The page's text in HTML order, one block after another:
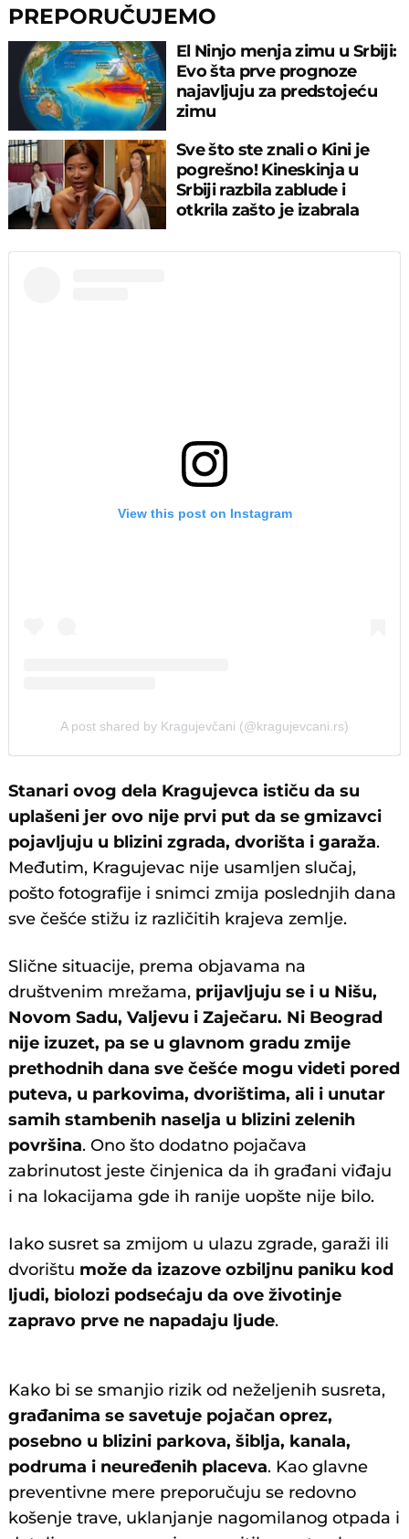
PREPORUČUJEMO
El Ninjo menja zimu u Srbiji:
Evo šta prve prognoze
najavljuju za predstojeću
zimu
Sve što ste znali o Kini je
pogrešno! Kineskinja u
Srbiji razbila zablude i
otkrila zašto je izabrala
View this post on Instagram
A post shared by Kragujevčani (@kragujevcani.rs)
Stanari ovog dela Kragujevca ističu da su
uplašeni jer ovo nije prvi put da se gmizavci
pojavljuju u blizini zgrada, dvorišta i garaža.
Međutim, Kragujevac nije usamljen slučaj,
pošto fotografije i snimci zmija poslednjih dana
sve češće stižu iz različitih krajeva zemlje.
Slične situacije, prema objavama na
društvenim mrežama, prijavljuju se i u Nišu,
Novom Sadu, Valjevu i Zaječaru. Ni Beograd
nije izuzet, pa se u glavnom gradu zmije
prethodnih dana sve češće mogu videti pored
puteva, u parkovima, dvorištima, ali i unutar
samih stambenih naselja u blizini zelenih
površina. Ono što dodatno pojačava
zabrinutost jeste činjenica da ih građani viđaju
i na lokacijama gde ih ranije uopšte nije bilo.
Iako susret sa zmijom u ulazu zgrade, garaži ili
dvorištu može da izazove ozbiljnu paniku kod
ljudi, biolozi podsećaju da ove životinje
zapravo prve ne napadaju ljude.
#Zmija ♬ original sound - Narodna stranka
Vračar
Kako bi se smanjio rizik od neželjenih susreta,
građanima se savetuje pojačan oprez,
posebno u blizini parkova, šiblja, kanala,
podruma i neuređenih placeva. Kao glavne
preventivne mere preporučuju se redovno
košenje trave, uklanjanje nagomilanog otpada i